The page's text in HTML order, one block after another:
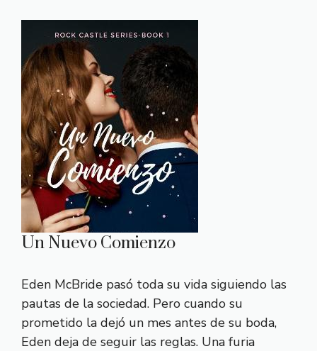
Un Nuevo Comienzo
Eden McBride pasó toda su vida siguiendo las
pautas de la sociedad. Pero cuando su
prometido la dejó un mes antes de su boda,
Eden deja de seguir las reglas. Una furia